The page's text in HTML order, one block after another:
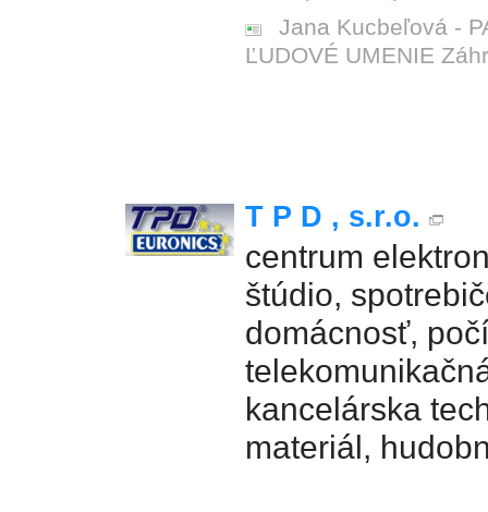
Jana Kucbeľová -
ĽUDOVÉ UMENIE
T P D , s.r.o.
centrum
štúdio,
domácnosť,
kancelárska
materiál,